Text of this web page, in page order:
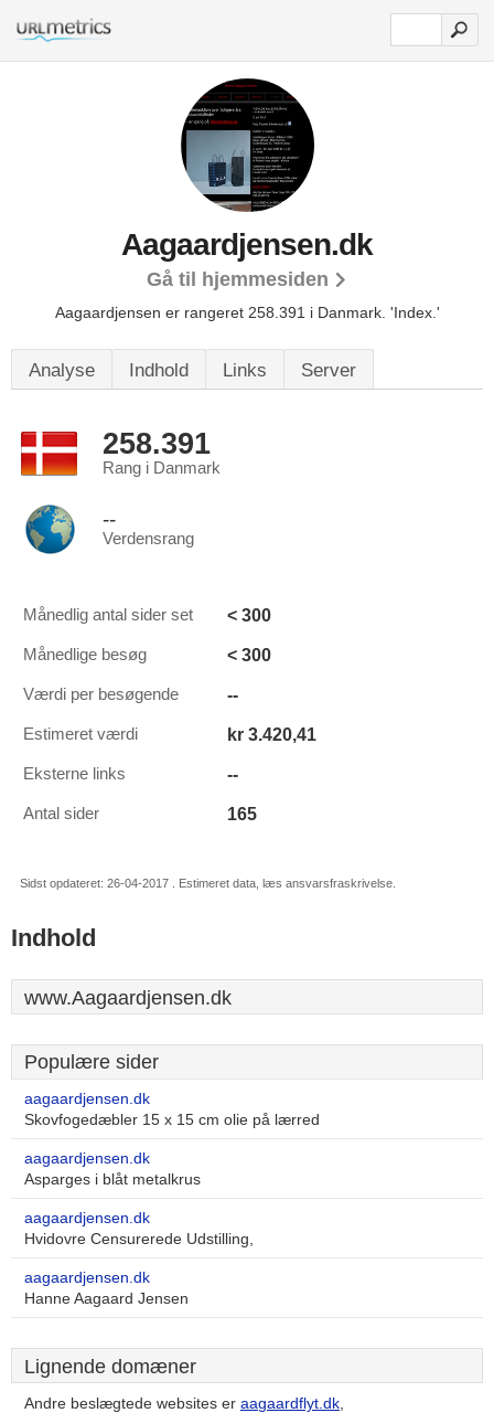
Aagaardjensen.dk
Gå til hjemmesiden
Aagaardjensen er rangeret 258.391 i Danmark. 'Index.'
Analyse Indhold Links Server
258.391
Rang i Danmark
--
Verdensrang
Månedlig antal sider set < 300
Månedlige besøg < 300
Værdi per besøgende --
Estimeret værdi kr 3.420,41
Eksterne links --
Antal sider 165
Sidst opdateret: 26-04-2017 . Estimeret data, læs ansvarsfraskrivelse.
Indhold
www.Aagaardjensen.dk
Populære sider
aagaardjensen.dk
Skovfogedæbler 15 x 15 cm olie på lærred
aagaardjensen.dk
Asparges i blåt metalkrus
aagaardjensen.dk
Hvidovre Censurerede Udstilling,
aagaardjensen.dk
Hanne Aagaard Jensen
Lignende domæner
Andre beslægtede websites er aagaardflyt.dk,